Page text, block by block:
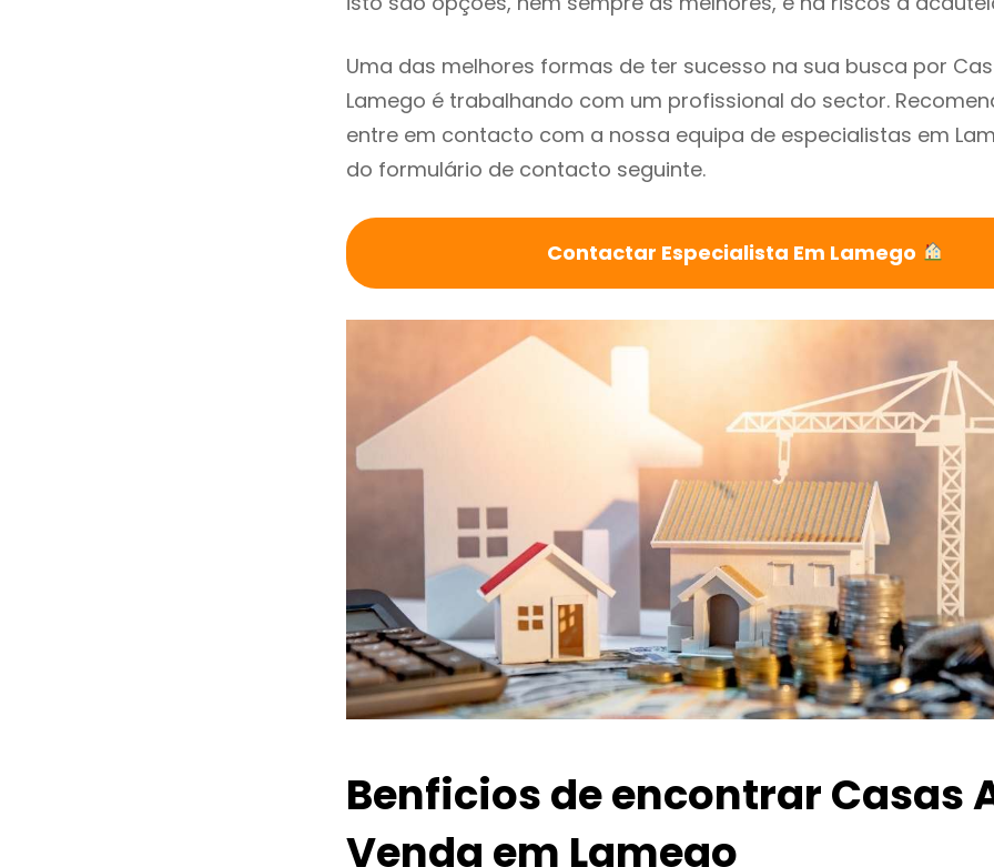
Uma das melhores formas de ter sucesso na sua busca por
Lamego é trabalhando com um profissional do sector.
entre em contacto com a nossa equipa de especialistas em
do formulário de contacto seguinte.
Contactar Especialista Em Lamego
Benficios de encontrar Casas
Venda em Lamego